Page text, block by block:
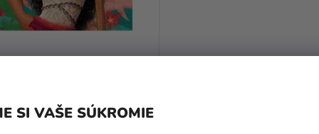
SI VAŠE SÚKROMIE